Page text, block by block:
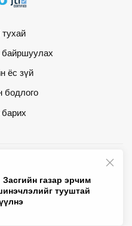
газар эрчим
тууштай
ёс зүй
Бүх эрх хуулиар хамгаалагдсан